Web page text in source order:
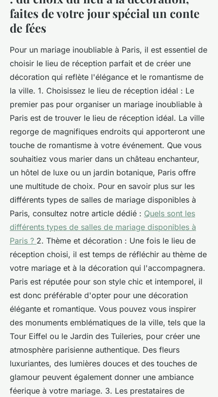
faites de votre jour spécial un conte
de fées
Pour un mariage inoubliable à Paris, il est essentiel de
choisir le lieu de réception parfait et de créer une
décoration qui reflète l'élégance et le romantisme de
la ville. 1. Choisissez le lieu de réception idéal : Le
premier pas pour organiser un mariage inoubliable à
Paris est de trouver le lieu de réception idéal. La ville
regorge de magnifiques endroits qui apporteront une
touche de romantisme à votre événement. Que vous
souhaitiez vous marier dans un château enchanteur,
un hôtel de luxe ou un jardin botanique, Paris offre
une multitude de choix. Pour en savoir plus sur les
différents types de salles de mariage disponibles à
Paris, consultez notre article dédié : Quels sont les
différents types de salles de mariage disponibles à
Paris ? 2. Thème et décoration : Une fois le lieu de
réception choisi, il est temps de réfléchir au thème de
votre mariage et à la décoration qui l'accompagnera.
Paris est réputée pour son style chic et intemporel, il
est donc préférable d'opter pour une décoration
élégante et romantique. Vous pouvez vous inspirer
des monuments emblématiques de la ville, tels que la
Tour Eiffel ou le Jardin des Tuileries, pour créer une
atmosphère parisienne authentique. Des fleurs
luxuriantes, des lumières douces et des touches de
glamour peuvent également donner une ambiance
féerique à votre mariage. 3. Les prestataires de